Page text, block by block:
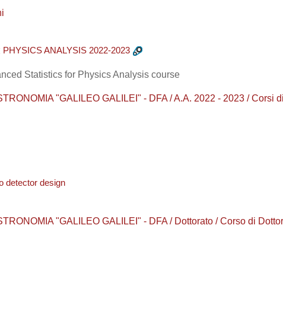
ANALYSIS 2022-2023
Statistics for Physics Analysis course
"GALILEO GALILEI" - DFA / A.A. 2022 - 2023 / Corsi
detector design
"GALILEO GALILEI" - DFA / Dottorato / Corso di